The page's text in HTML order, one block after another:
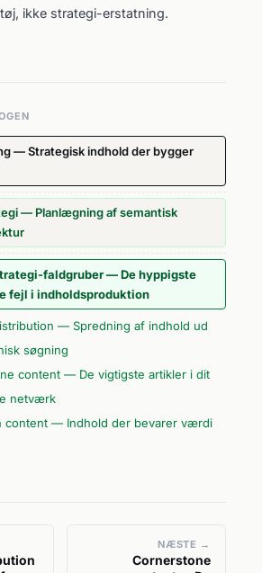
ikke strategi-erstatning.
— Strategisk indhold der bygger
— Planlægning af semantisk
faldgruber — De hyppigste
fejl i indholdsproduktion
— Spredning af indhold ud
søgning
content — De vigtigste artikler i dit
netværk
content — Indhold der bevarer værdi
NÆSTE →
Cornerstone